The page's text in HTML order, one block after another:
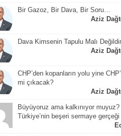
Bir Gazoz, Bir Dava, Bir Soru…
Aziz
Dava Kimsenin Tapulu Malı
Aziz
CHP’den kopanların yolu yine
mi çıkacak?
Aziz
Büyüyoruz ama kalkınıyor muyuz?
Türkiye’nin beşeri sermaye gerçeği